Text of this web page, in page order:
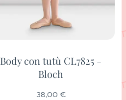
Body con tutù CL7825 -
Bloch
38,00 €